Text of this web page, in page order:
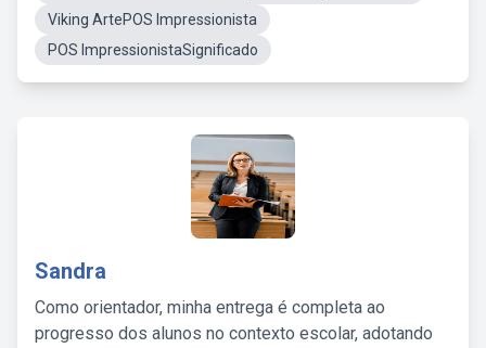
Viking ArtePOS Impressionista
POS ImpressionistaSignificado
Sandra
Como orientador, minha entrega é completa ao
progresso dos alunos no contexto escolar, adotando